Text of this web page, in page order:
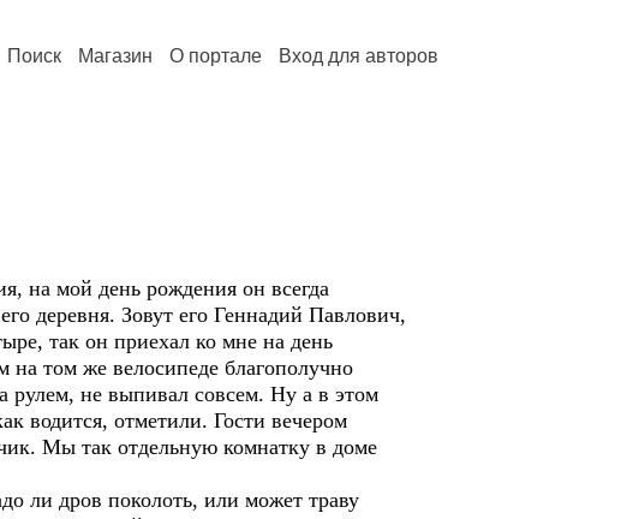
Поиск Магазин О портале Вход для авторов
на мой день рождения он всегда
деревня. Зовут его Геннадий Павлович,
так он приехал ко мне на день
том же велосипеде благополучно
рулем, не выпивал совсем. Ну а в этом
водится, отметили. Гости вечером
Мы так отдельную комнатку в доме
ли дров поколоть, или может траву